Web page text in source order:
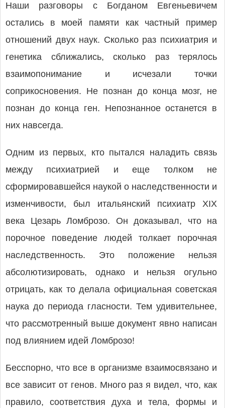
Наши разговоры с Богданом Евгеньевичем
остались в моей памяти как частный пример
отношений двух наук. Сколько раз психиатрия и
генетика сближались, сколько раз терялось
взаимопонимание и исчезали точки
соприкосновения. Не познан до конца мозг, не
познан до конца ген. Непознанное останется в
них навсегда.
Одним из первых, кто пытался наладить связь
между психиатрией и еще толком не
сформировавшейся наукой о наследственности и
изменчивости, был итальянский психиатр XIX
века Цезарь Ломброзо. Он доказывал, что на
порочное поведение людей толкает порочная
наследственность. Это положение нельзя
абсолютизировать, однако и нельзя огульно
отрицать, как то делала официальная советская
наука до периода гласности. Тем удивительнее,
что рассмотренный выше документ явно написан
под влиянием идей Ломброзо!
Бесспорно, что все в организме взаимосвязано и
все зависит от генов. Много раз я видел, что, как
правило, соответствия духа и тела, формы и